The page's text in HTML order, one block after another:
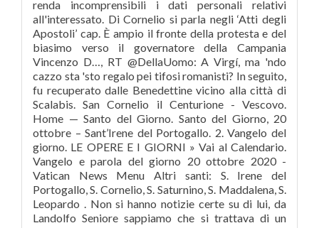
renda incomprensibili i dati personali relativi
all'interessato. Di Cornelio si parla negli ‘Atti degli
Apostoli’ cap. È ampio il fronte della protesta e del
biasimo verso il governatore della Campania
Vincenzo D…, RT @DellaUomo: A Virgí, ma 'ndo
cazzo sta 'sto regalo pei tifosi romanisti? In seguito,
fu recuperato dalle Benedettine vicino alla città di
Scalabis. San Cornelio il Centurione - Vescovo.
Home — Santo del Giorno. Santo del Giorno, 20
ottobre – Sant’Irene del Portogallo. 2. Vangelo del
giorno. LE OPERE E I GIORNI » Vai al Calendario.
Vangelo e parola del giorno 20 ottobre 2020 -
Vatican News Menu Altri santi: S. Irene del
Portogallo, S. Cornelio, S. Saturnino, S. Maddalena, S.
Leopardo . Non si hanno notizie certe su di lui, da
Landolfo Seniore sappiamo che si trattava di un